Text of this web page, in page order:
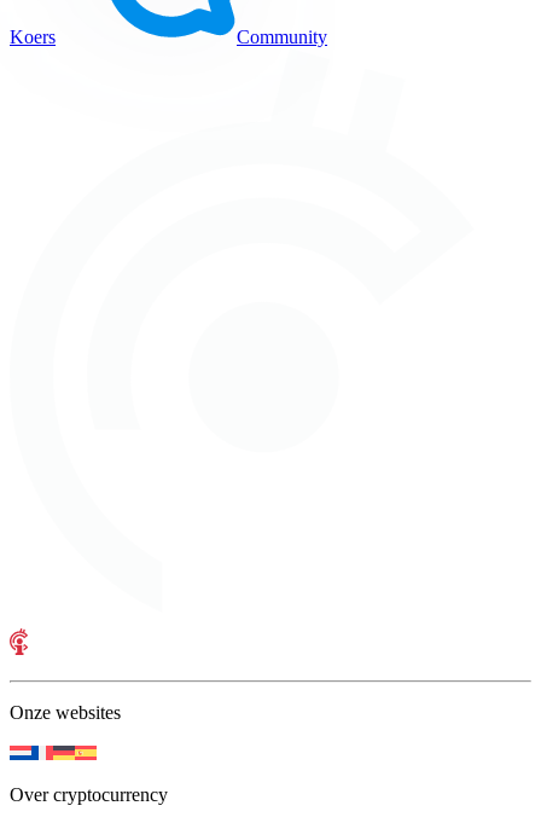
Koers Community
Onze websites
Over cryptocurrency